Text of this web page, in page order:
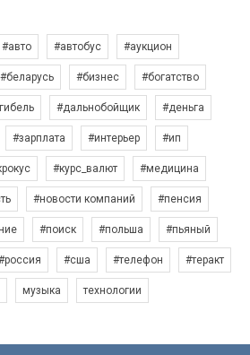
#авто #автобус #аукцион
#беларусь #бизнес #богатство
#дальнобойщик #деньга
#зарплата #интерьер #ип
#курс_валют #медицина
#новости компаний #пенсия
#поиск #польша #пьяный
#сша #телефон #теракт
музыка технологии